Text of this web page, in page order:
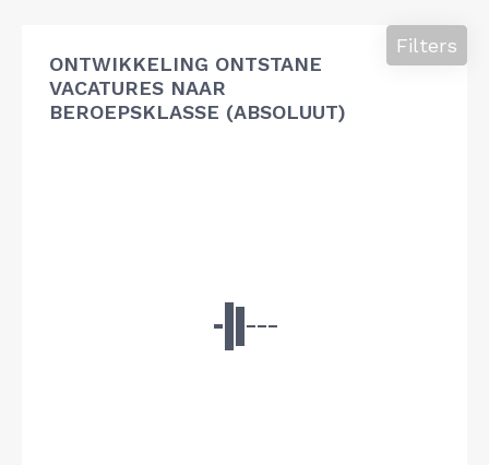
ONTWIKKELING ONTSTANE
VACATURES NAAR
BEROEPSKLASSE (ABSOLUUT)
Filters